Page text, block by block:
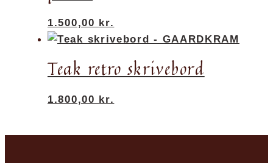
1.500,00 kr.
Teak retro skrivebord
1.800,00 kr.